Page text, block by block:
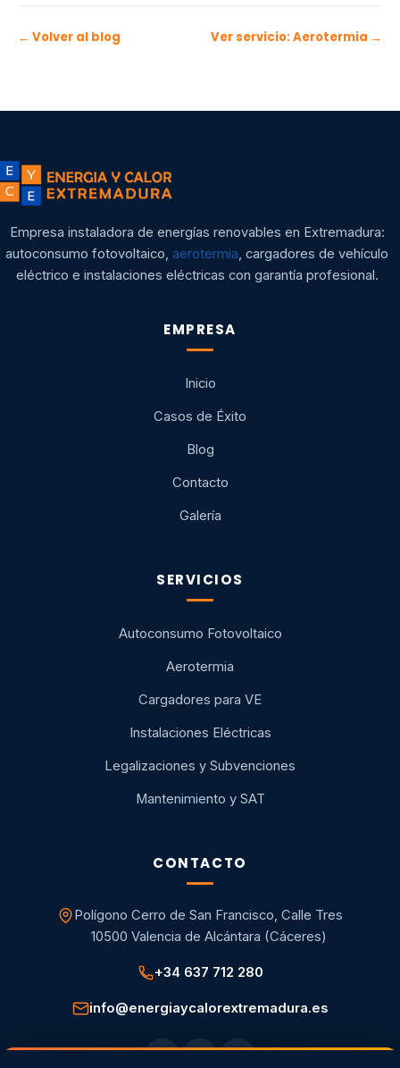
← Volver al blog Ver servicio: Aerotermia →
Empresa instaladora de energías renovables en Extremadura:
autoconsumo fotovoltaico,aerotermia, cargadores de vehículo
eléctrico e instalaciones eléctricas con garantía profesional.
EMPRESA
Inicio
Casos de Éxito
Blog
Contacto
Galería
SERVICIOS
Autoconsumo Fotovoltaico
Aerotermia
Cargadores para VE
Instalaciones Eléctricas
Legalizaciones y Subvenciones
Mantenimiento y SAT
CONTACTO
Polígono Cerro de San Francisco, Calle Tres
10500 Valencia de Alcántara (Cáceres)
+34 637 712 280
info@energiaycalorextremadura.es